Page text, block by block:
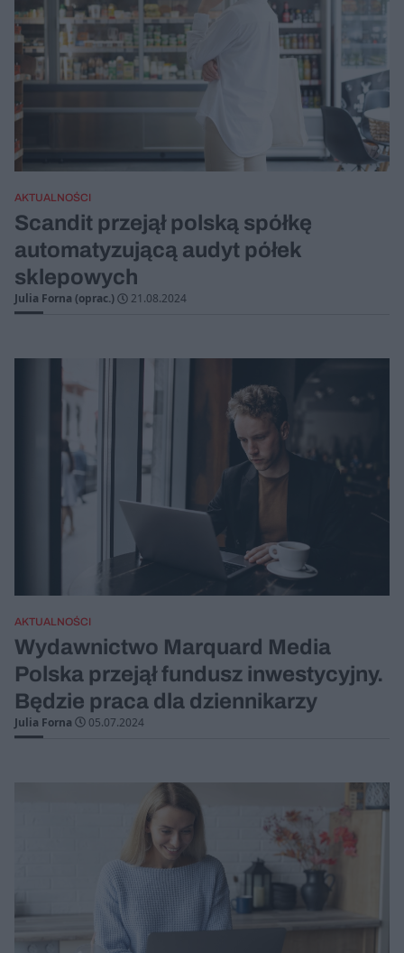
AKTUALNOŚCI
Scandit przejął polską spółkę
automatyzującą audyt półek
sklepowych
Julia Forna (oprac.) 21.08.2024
AKTUALNOŚCI
Wydawnictwo Marquard Media
Polska przejął fundusz inwestycyjny.
Będzie praca dla dziennikarzy
Julia Forna 05.07.2024